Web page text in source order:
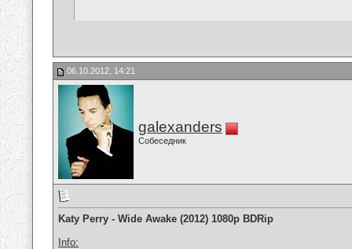
06.10.2012, 14:21
galexanders
Собеседник
Katy Perry - Wide Awake (2012) 1080p BDRip
Info: